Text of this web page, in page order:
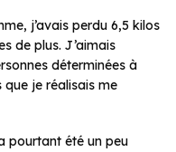
j’avais perdu 6,5 kilos
de plus. J’aimais
déterminées à
je réalisais me
pourtant été un peu